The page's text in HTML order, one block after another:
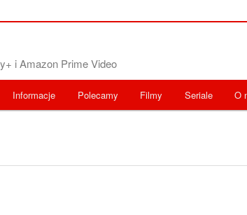
i Amazon Prime Video
O
Seriale
Filmy
Polecamy
Informacje